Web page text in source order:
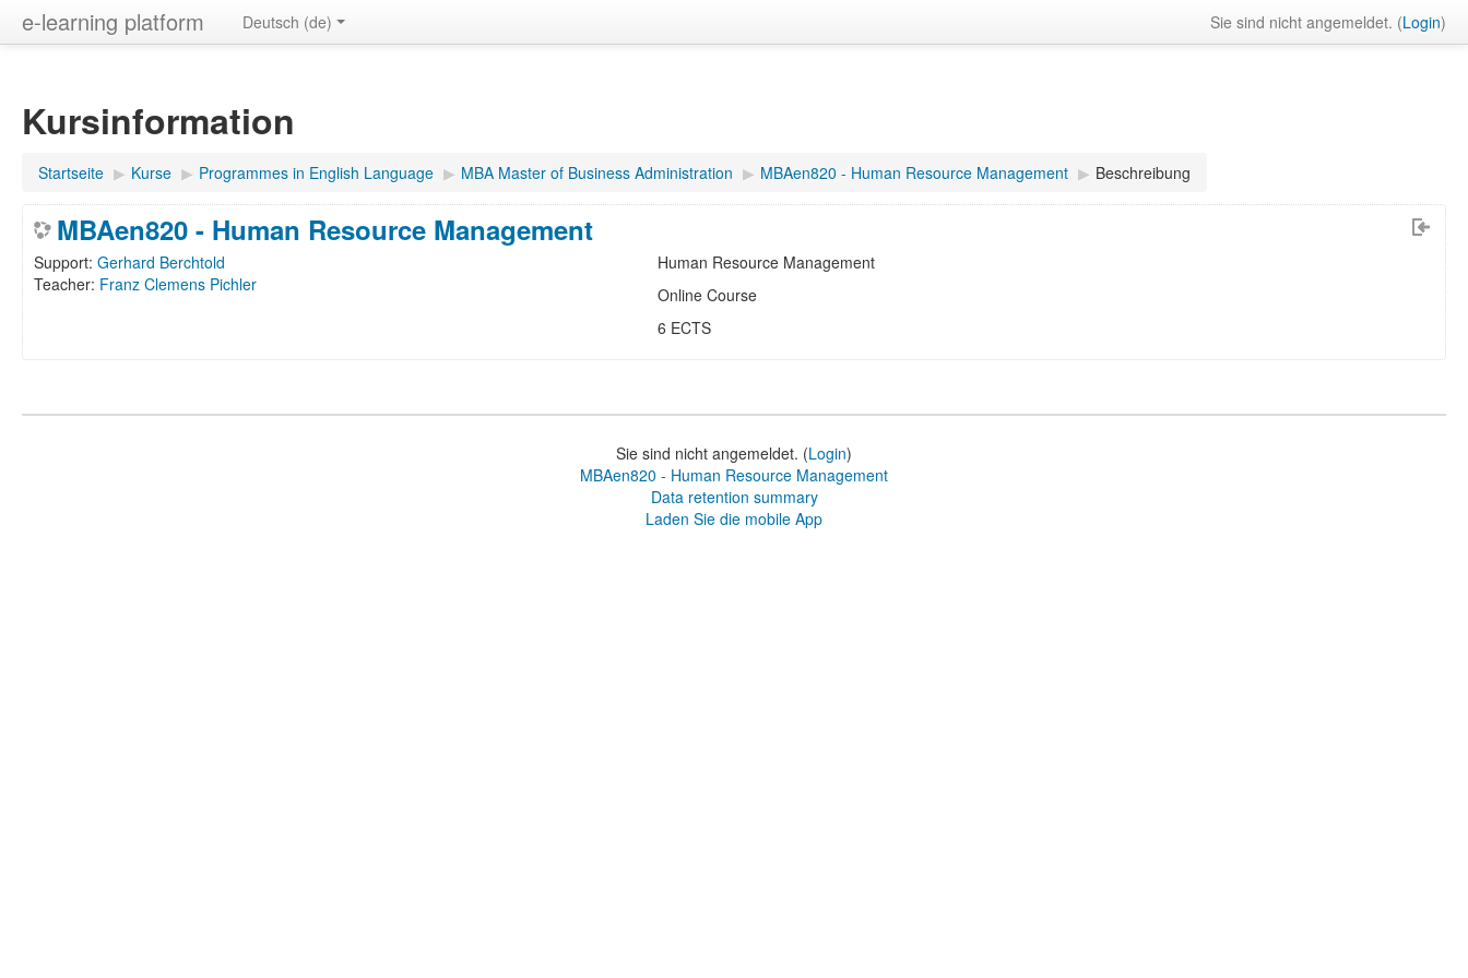
e-learning platform Sie sind nicht angemeldet. (Login)
Deutsch ‎(de)‎
Kursinformation
Startseite ▶︎ Kurse ▶︎ Programmes in English Language ▶︎ MBA Master of Business Administration ▶︎ MBAen820 - Human Resource Management ▶︎ Beschreibung
MBAen820 - Human Resource Management
Human Resource Management
Online Course
6 ECTS
Support: Gerhard Berchtold
Teacher: Franz Clemens Pichler
Sie sind nicht angemeldet. (Login)
MBAen820 - Human Resource Management
Data retention summary
Laden Sie die mobile App